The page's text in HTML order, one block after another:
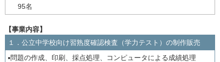
95名
【事業内容】
１．公立中学校向け習熟度確認検査（学力テスト）の制作販売
▪問題の作成、印刷、採点処理、コンピュータによる成績処理